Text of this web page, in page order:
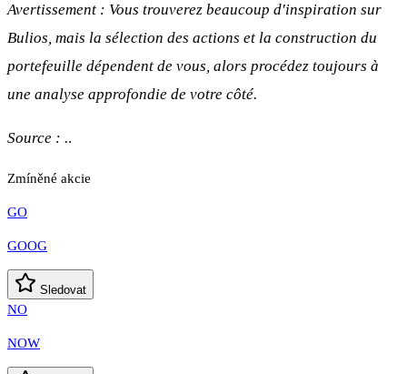
Avertissement : Vous trouverez beaucoup d'inspiration sur
Bulios, mais la sélection des actions et la construction du
portefeuille dépendent de vous, alors procédez toujours à
une analyse approfondie de votre côté.
Source : ..
Zmíněné akcie
GO
GOOG
Sledovat
NO
NOW